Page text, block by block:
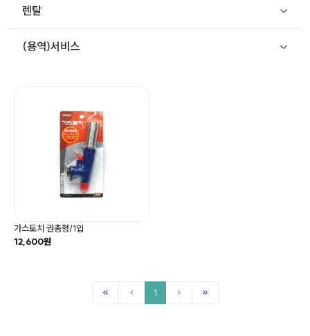
렌탈
(용역)서비스
가스토치 권총형/1입
12,600원
1